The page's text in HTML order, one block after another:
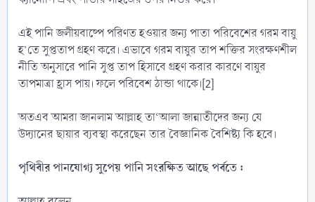
এই পানি জলীয়বাষ্পে পরিণত হওয়ার জন্য পাতা পরিবেশের গরম বায়ু
হ’তে সুপ্ততাপ গ্রহণ করে। এভাবে গরম বায়ুর তাপ শক্তির সংরক্ষণশীল
নীতি অনুসারে পানি সুপ্ত তাপ হিসাবে গ্রহণ করার কারণে বায়ুর
তাপমাত্রা হ্রাস পায়। ফলে পরিবেশ ঠান্ডা থাকে।[2]
অতএব আমরা জানলাম আল্লাহ তা‘আলা জান্নাতীদের জন্য যে
উদ্যানের ছায়ার ব্যবস্থা করেছেন তার বৈজ্ঞানিক বৈশিষ্ট্য কি হবে।
পৃথিবীর পানযোগ্য সুপেয় পানি সংরক্ষিত আছে পর্বতে :